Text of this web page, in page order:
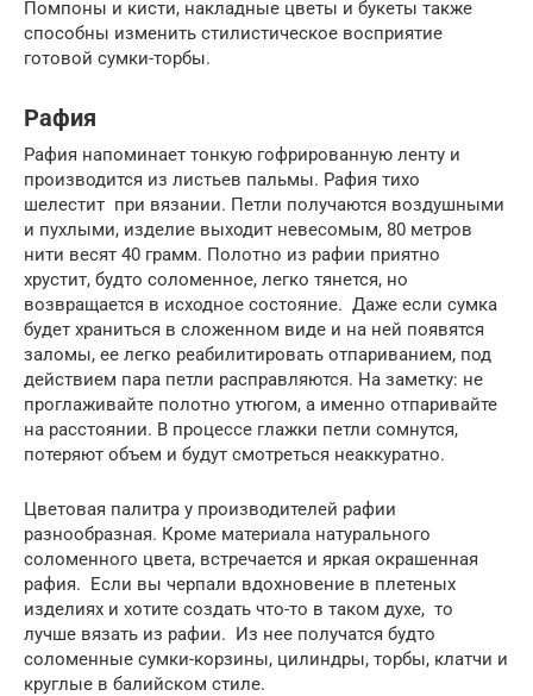
Помпоны и кисти, накладные цветы и букеты также
способны изменить стилистическое восприятие
готовой сумки-торбы.
Рафия
Рафия напоминает тонкую гофрированную ленту и
производится из листьев пальмы. Рафия тихо
шелестит при вязании. Петли получаются воздушными
и пухлыми, изделие выходит невесомым, 80 метров
нити весят 40 грамм. Полотно из рафии приятно
хрустит, будто соломенное, легко тянется, но
возвращается в исходное состояние. Даже если сумка
будет храниться в сложенном виде и на ней появятся
заломы, ее легко реабилитировать отпариванием, под
действием пара петли расправляются. На заметку: не
проглаживайте полотно утюгом, а именно отпаривайте
на расстоянии. В процессе глажки петли сомнутся,
потеряют объем и будут смотреться неаккуратно.
Цветовая палитра у производителей рафии
разнообразная. Кроме материала натурального
соломенного цвета, встречается и яркая окрашенная
рафия. Если вы черпали вдохновение в плетеных
изделиях и хотите создать что-то в таком духе, то
лучше вязать из рафии. Из нее получатся будто
соломенные сумки-корзины, цилиндры, торбы, клатчи и
круглые в балийском стиле.